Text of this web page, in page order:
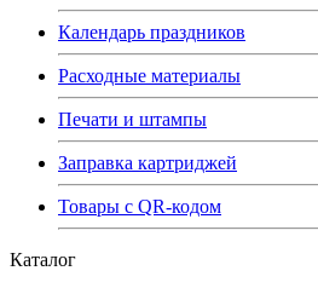
Календарь праздников
Расходные материалы
Печати и штампы
Заправка картриджей
Товары с QR-кодом
Каталог